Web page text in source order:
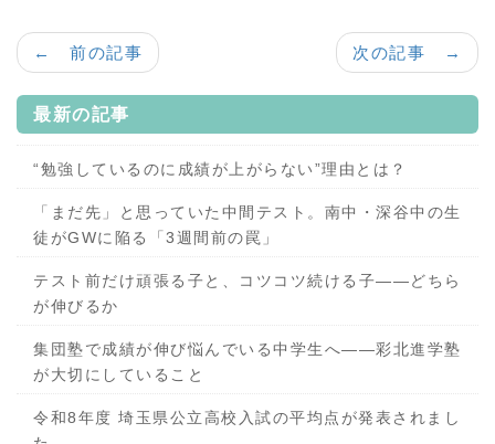
次の記事 →
← 前の記事
最新の記事
“勉強しているのに成績が上がらない”理由とは？
「まだ先」と思っていた中間テスト。南中・深谷中の生
徒がGWに陥る「3週間前の罠」
テスト前だけ頑張る子と、コツコツ続ける子——どちら
が伸びるか
集団塾で成績が伸び悩んでいる中学生へ——彩北進学塾
が大切にしていること
令和8年度 埼玉県公立高校入試の平均点が発表されまし